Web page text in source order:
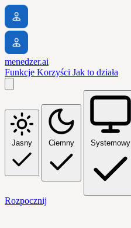
menedzer.ai
Funkcje Korzyści Jak to działa
Jasny Ciemny Systemowy
Rozpocznij